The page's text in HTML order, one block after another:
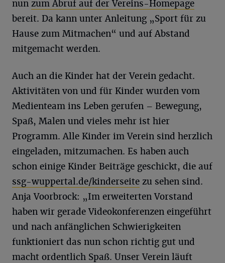
nun zum Abruf auf der Vereins-Homepage
bereit. Da kann unter Anleitung „Sport für zu
Hause zum Mitmachen“ und auf Abstand
mitgemacht werden.
Auch an die Kinder hat der Verein gedacht.
Aktivitäten von und für Kinder wurden vom
Medienteam ins Leben gerufen – Bewegung,
Spaß, Malen und vieles mehr ist hier
Programm. Alle Kinder im Verein sind herzlich
eingeladen, mitzumachen. Es haben auch
schon einige Kinder Beiträge geschickt, die auf
ssg-wuppertal.de/kinderseite zu sehen sind.
Anja Voorbrock: „Im erweiterten Vorstand
haben wir gerade Videokonferenzen eingeführt
und nach anfänglichen Schwierigkeiten
funktioniert das nun schon richtig gut und
macht ordentlich Spaß. Unser Verein läuft